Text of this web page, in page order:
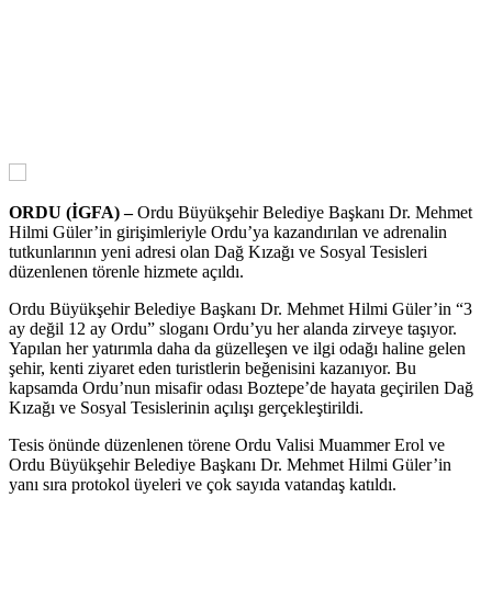
ORDU (İGFA) –Ordu Büyükşehir Belediye Başkanı Dr. Mehmet
Hilmi Güler’in girişimleriyle Ordu’ya kazandırılan ve adrenalin
tutkunlarının yeni adresi olan Dağ Kızağı ve Sosyal Tesisleri
düzenlenen törenle hizmete açıldı.
Ordu Büyükşehir Belediye Başkanı Dr. Mehmet Hilmi Güler’in “3
ay değil 12 ay Ordu” sloganı Ordu’yu her alanda zirveye taşıyor.
Yapılan her yatırımla daha da güzelleşen ve ilgi odağı haline gelen
şehir, kenti ziyaret eden turistlerin beğenisini kazanıyor. Bu
kapsamda Ordu’nun misafir odası Boztepe’de hayata geçirilen Dağ
Kızağı ve Sosyal Tesislerinin açılışı gerçekleştirildi.
Tesis önünde düzenlenen törene Ordu Valisi Muammer Erol ve
Ordu Büyükşehir Belediye Başkanı Dr. Mehmet Hilmi Güler’in
yanı sıra protokol üyeleri ve çok sayıda vatandaş katıldı.